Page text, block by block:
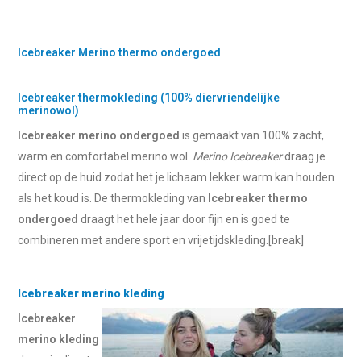
Icebreaker Merino thermo ondergoed
Icebreaker thermokleding (100% diervriendelijke
merinowol)
Icebreaker merino ondergoed is gemaakt van 100% zacht,
warm en comfortabel merino wol. Merino Icebreakerdraag je
direct op de huid zodat het je lichaam lekker warm kan houden
als het koud is. De thermokleding van Icebreaker thermo
ondergoed draagt het hele jaar door fijn en is goed te
combineren met andere sport en vrijetijdskleding.[break]
Icebreaker merino kleding
Icebreaker
merino kleding